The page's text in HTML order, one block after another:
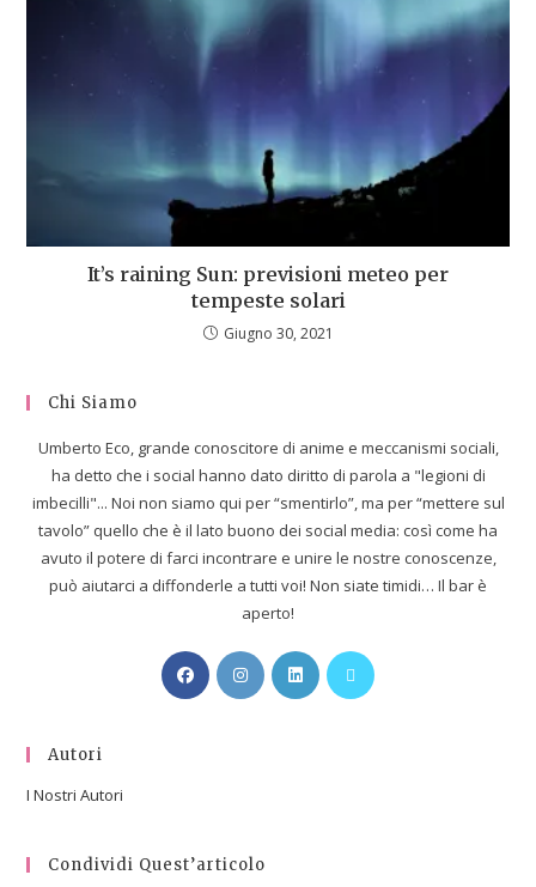
It’s raining Sun: previsioni meteo per
tempeste solari
Giugno 30, 2021
Chi Siamo
Umberto Eco, grande conoscitore di anime e meccanismi sociali,
ha detto che i social hanno dato diritto di parola a "legioni di
imbecilli"... Noi non siamo qui per “smentirlo”, ma per “mettere sul
tavolo” quello che è il lato buono dei social media: così come ha
avuto il potere di farci incontrare e unire le nostre conoscenze,
può aiutarci a diffonderle a tutti voi! Non siate timidi… Il bar è
aperto!
Autori
I Nostri Autori
Condividi Quest’articolo